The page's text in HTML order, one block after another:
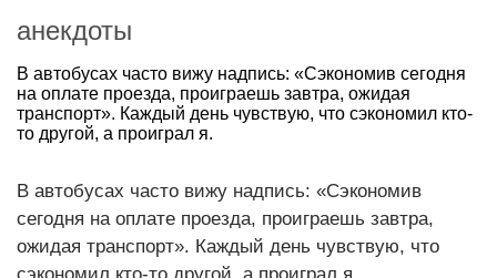
анекдоты
В автобусах часто вижу надпись: «Сэкономив сегодня
на оплате проезда, проиграешь завтра, ожидая
транспорт». Каждый день чувствую, что сэкономил кто-
то другой, а проиграл я.
В автобусах часто вижу надпись: «Сэкономив
сегодня на оплате проезда, проиграешь завтра,
ожидая транспорт». Каждый день чувствую, что
сэкономил кто-то другой, а проиграл я.